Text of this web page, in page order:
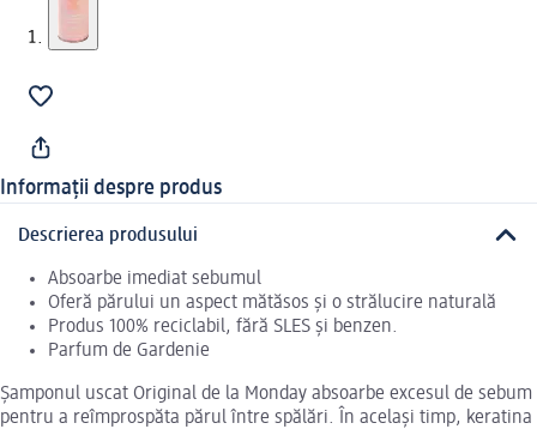
Informații despre produs
Descrierea produsului
Absoarbe imediat sebumul
Oferă părului un aspect mătăsos și o strălucire naturală
Produs 100% reciclabil, fără SLES și benzen.
Parfum de Gardenie
Șamponul uscat Original de la Monday absoarbe excesul de sebum
pentru a reîmprospăta părul între spălări. În același timp, keratina